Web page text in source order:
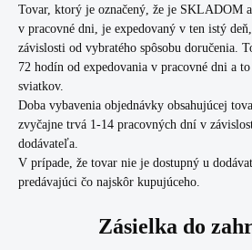
Tovar, ktorý je označený, že je SKLADOM
v pracovné dni, je expedovaný v ten istý
závislosti od vybratého spôsobu doručenia.
72 hodín od expedovania v pracovné dni a
sviatkov.
Doba vybavenia objednávky obsahujúcej
zvyčajne trvá 1-14 pracovných dní v
dodávateľa.
V prípade, že tovar nie je dostupný u
predávajúci čo najskôr kupujúceho.
Zásielka do